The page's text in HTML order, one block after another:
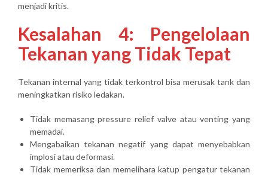
menjadi kritis.
Kesalahan 4: Pengelolaan
Tekanan yang Tidak Tepat
Tekanan internal yang tidak terkontrol bisa merusak tank dan
meningkatkan risiko ledakan.
Tidak memasang pressure relief valve atau venting yang
memadai.
Mengabaikan tekanan negatif yang dapat menyebabkan
implosi atau deformasi.
Tidak memeriksa dan memelihara katup pengatur tekanan